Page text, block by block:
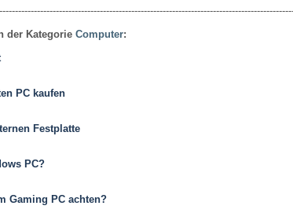
der Kategorie Computer:
PC kaufen
Festplatte
PC?
Gaming PC achten?